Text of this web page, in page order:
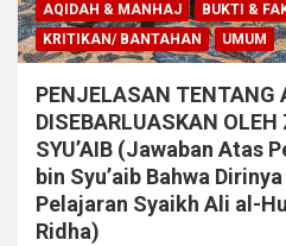
AQIDAH & MANHAJ BUKTI &
KRITIKAN/ BANTAHAN
UMUM
PENJELASAN TENTANG
DISEBARLUASKAN OLEH
SYU’AIB (Jawaban Atas
bin Syu’aib Bahwa
Pelajaran Syaikh Ali al-
Ridha)